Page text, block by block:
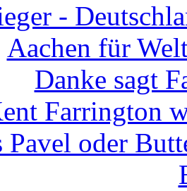
-
Aachen für
Danke sagt
Farrington
Pavel oder